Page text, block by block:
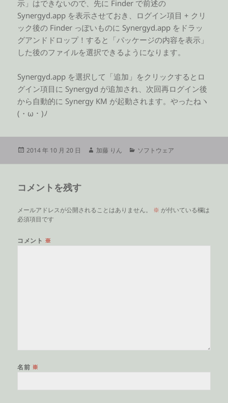
示」はできないので、先に Finder で前述の
Synergyd.app を表示させておき、ログイン項目 + クリ
ック後の Finder っぽいものに Synergyd.app をドラッ
グアンドドロップ！すると「パッケージの内容を表示」
した後のファイルを選択できるようになります。
Synergyd.app を選択して「追加」をクリックするとロ
グイン項目に Synergyd が追加され、次回再ログイン後
から自動的に Synergy KM が起動されます。やったねヽ
(・ω・)ﾉ
投
2014 年 10 月 20 日
作
加藤 りん
カ
ソフトウェア
コメントを残す
メールアドレスが公開されることはありません。 ※ が付いている欄は
必須項目です
コメント ※
名前 ※